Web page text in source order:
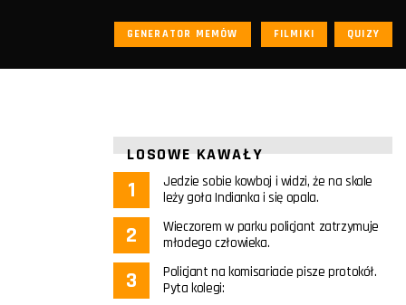
GENERATOR MEMÓW FILMIKI QUIZY
LOSOWE KAWAŁY
Jedzie sobie kowboj i widzi, że na skale
leży goła Indianka i się opala.
Wieczorem w parku policjant zatrzymuje
młodego człowieka.
Policjant na komisariacie pisze protokół.
Pyta kolegi: